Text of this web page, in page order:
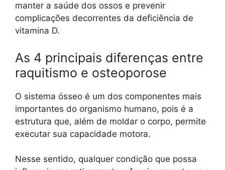
manter a saúde dos ossos e prevenir
complicações decorrentes da deficiência de
vitamina D.
As 4 principais diferenças entre
raquitismo e osteoporose
O sistema ósseo é um dos componentes mais
importantes do organismo humano, pois é a
estrutura que, além de moldar o corpo, permite
executar sua capacidade motora.
Nesse sentido, qualquer condição que possa